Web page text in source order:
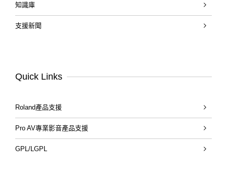
知識庫
支援新聞
Quick Links
Roland產品支援
Pro AV專業影音產品支援
GPL/LGPL